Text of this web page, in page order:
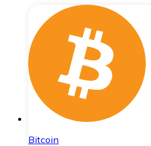
Bitcoin